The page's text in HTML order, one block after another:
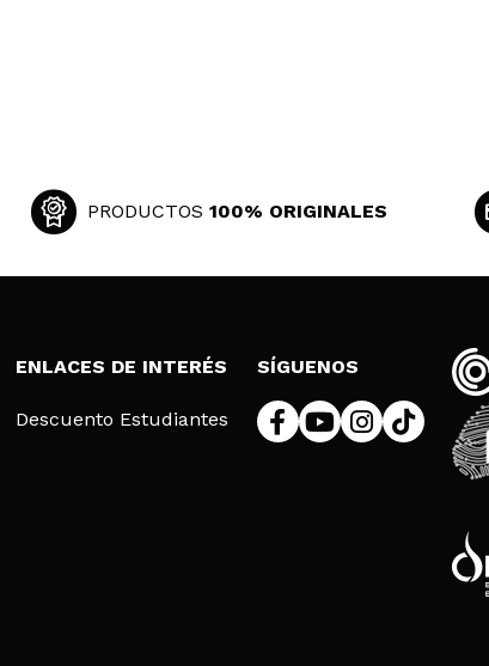
PRODUCTOS 100% ORIGINALES
ENLACES DE INTERÉS
Descuento Estudiantes
SÍGUENOS